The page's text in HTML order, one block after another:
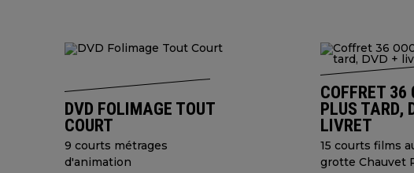
DVD FOLIMAGE TOUT
COURT
9 courts métrages
d'animation
COFFRET 36
PLUS TARD,
LIVRET
15 courts films
grotte Chauvet